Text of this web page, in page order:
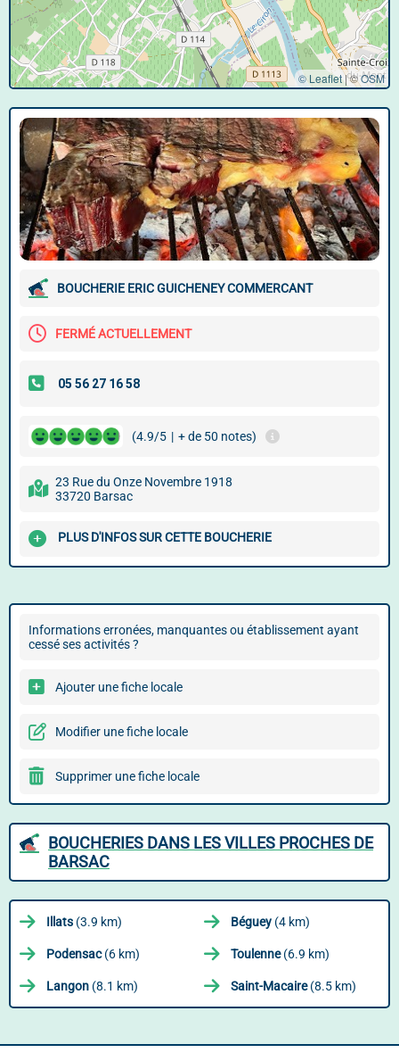
© Leaflet|©OSM
BOUCHERIE ERIC GUICHENEY COMMERCANT
FERMÉ ACTUELLEMENT
(4.9/5 | + de 50 notes)
23 Rue du Onze Novembre 1918
33720 Barsac
PLUS D'INFOS SUR CETTE BOUCHERIE
Informations erronées, manquantes ou établissement ayant
cessé ses activités ?
Ajouter une fiche locale
Modifier une fiche locale
Supprimer une fiche locale
BOUCHERIES DANS LES VILLES PROCHES DE
BARSAC
Illats (3.9 km) Béguey (4 km)
Podensac(6 km) Toulenne(6.9 km)
Langon (8.1 km) Saint-Macaire(8.5 km)